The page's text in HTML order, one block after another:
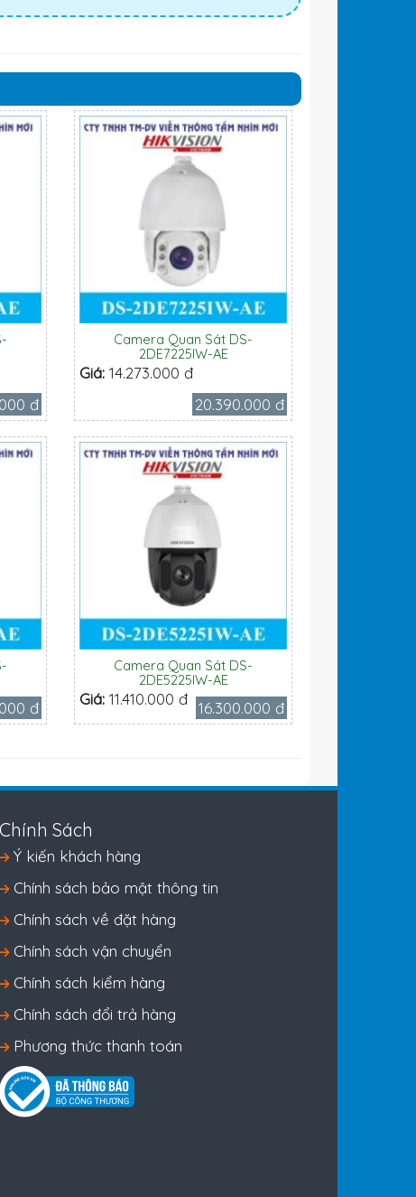
đ
Camera Quan Sát DS-
2DE7225IW-AE
Giá:14.273.000 đ
20.390.000 đ
đ
Camera Quan Sát DS-
2DE5225IW-AE
Giá:11.410.000 đ 16.300.000 đ
Chính Sách
Ý kiến khách hàng
Chính sách bảo mật thông tin
Chính sách về đặt hàng
Chính sách vận chuyển
Chính sách kiểm hàng
Chính sách đổi trả hàng
Phương thức thanh toán